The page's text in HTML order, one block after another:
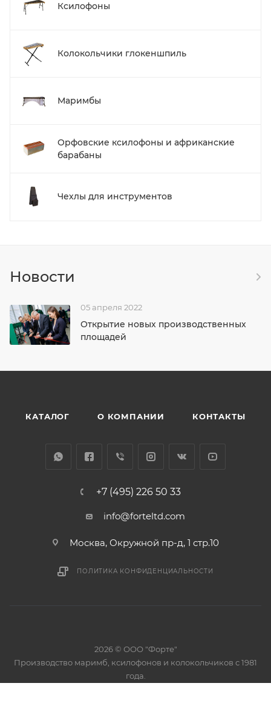
Ксилофоны
Колокольчики глокеншпиль
Маримбы
Орфовские ксилофоны и африканские
барабаны
Чехлы для инструментов
Новости
05 апреля 2022
Открытие новых производственных
площадей
КАТАЛОГ О КОМПАНИИ КОНТАКТЫ
+7 (495) 226 50 33
info@forteltd.com
Москва, Окружной пр-д, 1 стр.10
ПОЛИТИКА КОНФИДЕНЦИАЛЬНОСТИ
2026 © ООО "Форте"
Производство маримб, ксилофонов и колокольчиков с 1981
года.